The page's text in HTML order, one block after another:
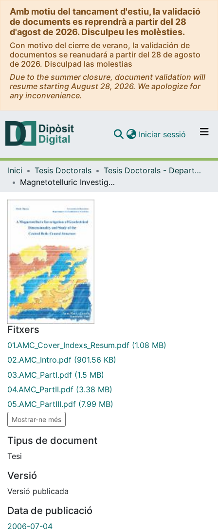
Amb motiu del tancament d'estiu, la validació
de documents es reprendrà a partir del 28
d'agost de 2026. Disculpeu les molèsties.
Con motivo del cierre de verano, la validación de
documentos se reanudará a partir del 28 de agosto
de 2026. Disculpad las molestias
Due to the summer closure, document validation will
resume starting August 28, 2026. We apologize for
any inconvenience.
Navega per tot el DD
Com publicar
Iniciar sessió (current)
Inici Tesis Doctorals
Tesis Doctorals - Departament - Geodinàmica i Geofísica
Magnetotelluric Investigation of Geoelectrical Dimensionality and Study of the Central Betic Crustal Structure, A
Fitxers
01.AMC_Cover_Indexs_Resum.pdf (1.08 MB)
02.AMC_Intro.pdf (901.56 KB)
03.AMC_PartI.pdf (1.5 MB)
04.AMC_PartII.pdf (3.38 MB)
05.AMC_PartIII.pdf (7.99 MB)
Mostrar-ne més
Tipus de document
Tesi
Versió
Versió publicada
Data de publicació
2006-07-04